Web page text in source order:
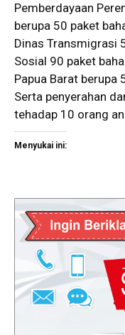
Pemberdayaan
berupa 50 paket
Dinas Transmigrasi
Sosial 90 paket
Papua Barat berupa
Serta penyerahan
tehadap 10 orang
Menyukai ini: